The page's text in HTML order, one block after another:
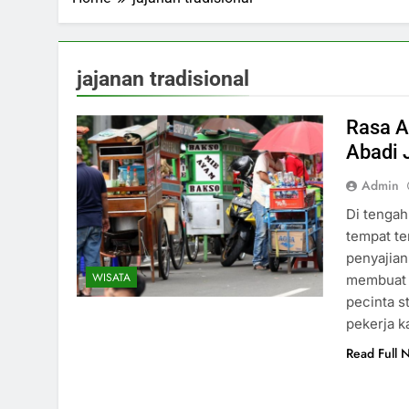
jajanan tradisional
WISATA
Rasa
Abadi
Admin
Di
tempat
pecinta
pekerja
Read Full